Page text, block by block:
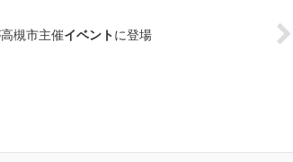
槻市主催イベントに登場